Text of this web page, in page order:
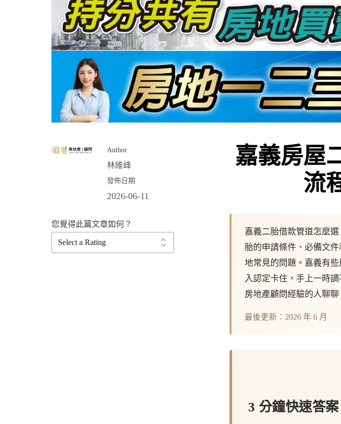
Author
林維峰
發佈日期
2026-06-11
您覺得此篇文章如何？
嘉義房屋
流
嘉義二胎借款管道怎麼
胎的申請條件、必備文
地常見的問題。嘉義有
入認定卡住，手上一時
房地產顧問經驗的人聊
最後更新：2026 年 6 月
3 分鐘快速答案